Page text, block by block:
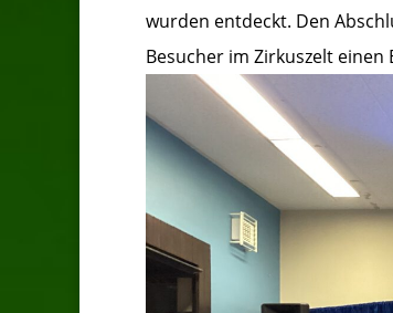
wurden entdeckt. Den
Besucher im Zirkuszelt